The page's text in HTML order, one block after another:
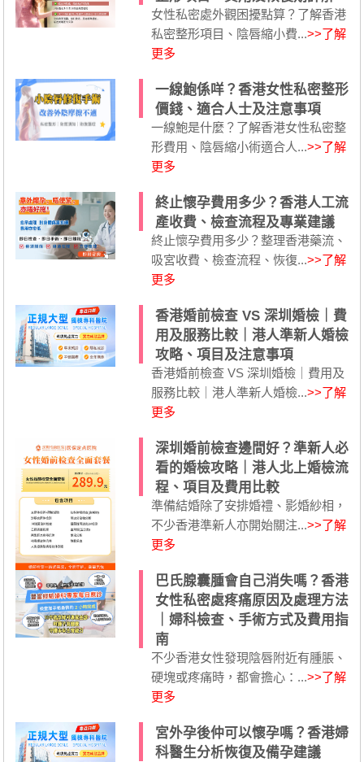
女性私密處外觀困擾點算？了解香港
私密整形項目、陰唇縮小費...>>了解
更多
一線鮑係咩？香港女性私密整形
價錢、適合人士及注意事項
一線鮑是什麼？了解香港女性私密整
形費用、陰唇縮小術適合人...>>了解
更多
終止懷孕費用多少？香港人工流
產收費、檢查流程及專業建議
終止懷孕費用多少？整理香港藥流、
吸宮收費、檢查流程、恢復...>>了解
更多
香港婚前檢查 VS 深圳婚檢｜費
用及服務比較｜港人準新人婚檢
攻略、項目及注意事項
香港婚前檢查 VS 深圳婚檢｜費用及
服務比較｜港人準新人婚檢...>>了解
更多
深圳婚前檢查邊間好？準新人必
看的婚檢攻略｜港人北上婚檢流
程、項目及費用比較
準備結婚除了安排婚禮、影婚紗相，
不少香港準新人亦開始關注...>>了解
更多
巴氏腺囊腫會自己消失嗎？香港
女性私密處疼痛原因及處理方法
｜婦科檢查、手術方式及費用指
南
不少香港女性發現陰唇附近有腫脹、
硬塊或疼痛時，都會擔心：...>>了解
更多
宮外孕後仲可以懷孕嗎？香港婦
科醫生分析恢復及備孕建議